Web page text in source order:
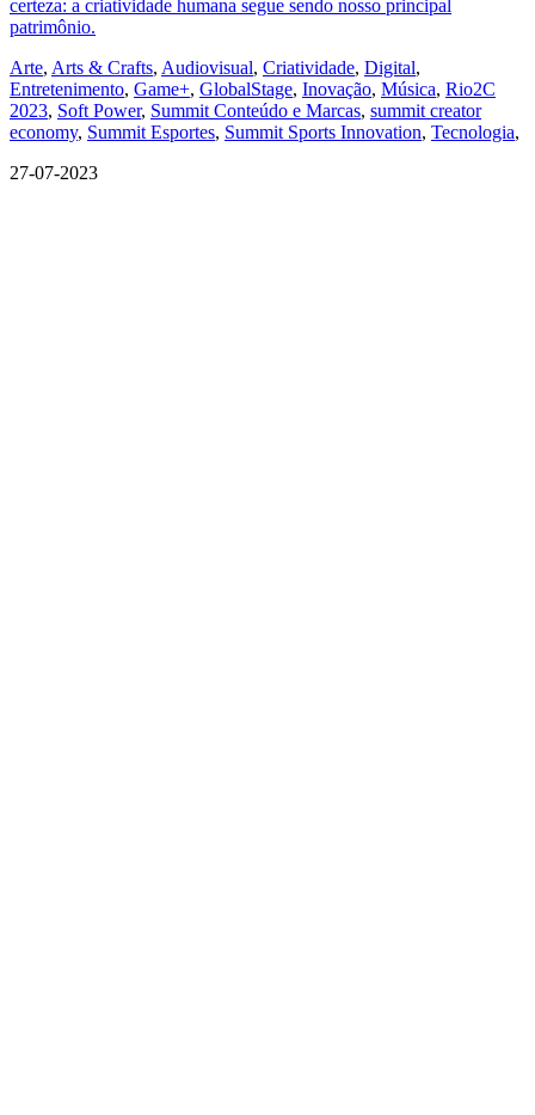
certeza: a criatividade humana segue sendo nosso principal
patrimônio.
Arte, Arts & Crafts, Audiovisual, Criatividade, Digital,
Entretenimento, Game+, GlobalStage, Inovação, Música, Rio2C
2023, Soft Power, Summit Conteúdo e Marcas, summit creator
economy, Summit Esportes, Summit Sports Innovation, Tecnologia,
27-07-2023